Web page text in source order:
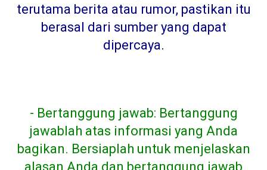
terutama berita atau rumor, pastikan itu
berasal dari sumber yang dapat
dipercaya.
- Bertanggung jawab: Bertanggung
jawablah atas informasi yang Anda
bagikan. Bersiaplah untuk menjelaskan
alasan Anda dan bertanggung jawab